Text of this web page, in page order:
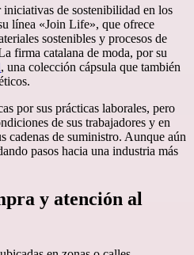
de sostenibilidad en los
línea «Join Life», que ofrece
sostenibles y procesos de
firma catalana de moda, por su
, una colección cápsula que también
por sus prácticas laborales, pero
de sus trabajadores y en
cadenas de suministro. Aunque aún
pasos hacia una industria más
y atención al